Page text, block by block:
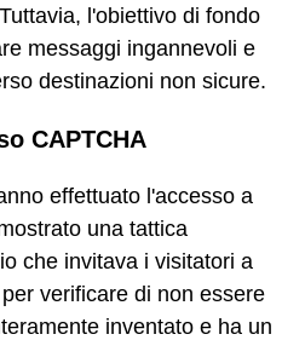
l'obiettivo di fondo
messaggi ingannevoli e
destinazioni non sicure.
CAPTCHA
effettuato l'accesso a
una tattica
che invitava i visitatori a
verificare di non essere
inventato e ha un